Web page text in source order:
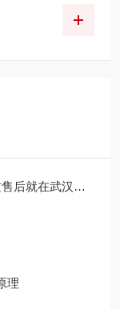
在武汉西尔福
理